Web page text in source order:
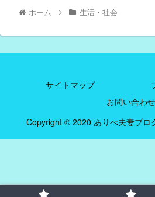
ホーム 生活・社会
サイトマップ
お問い合わせ
Copyright © 2020 ありべ夫妻ブロ